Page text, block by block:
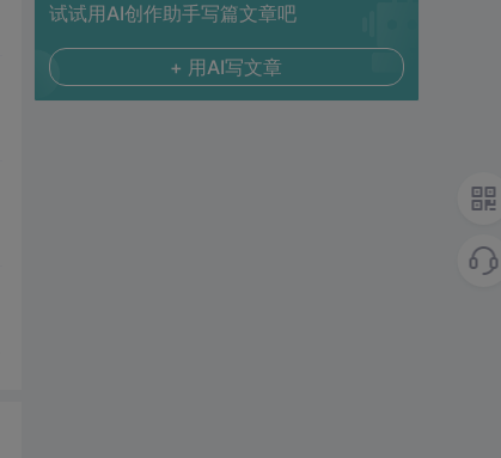
试试用AI创作助手写篇文章吧
+ 用AI写文章